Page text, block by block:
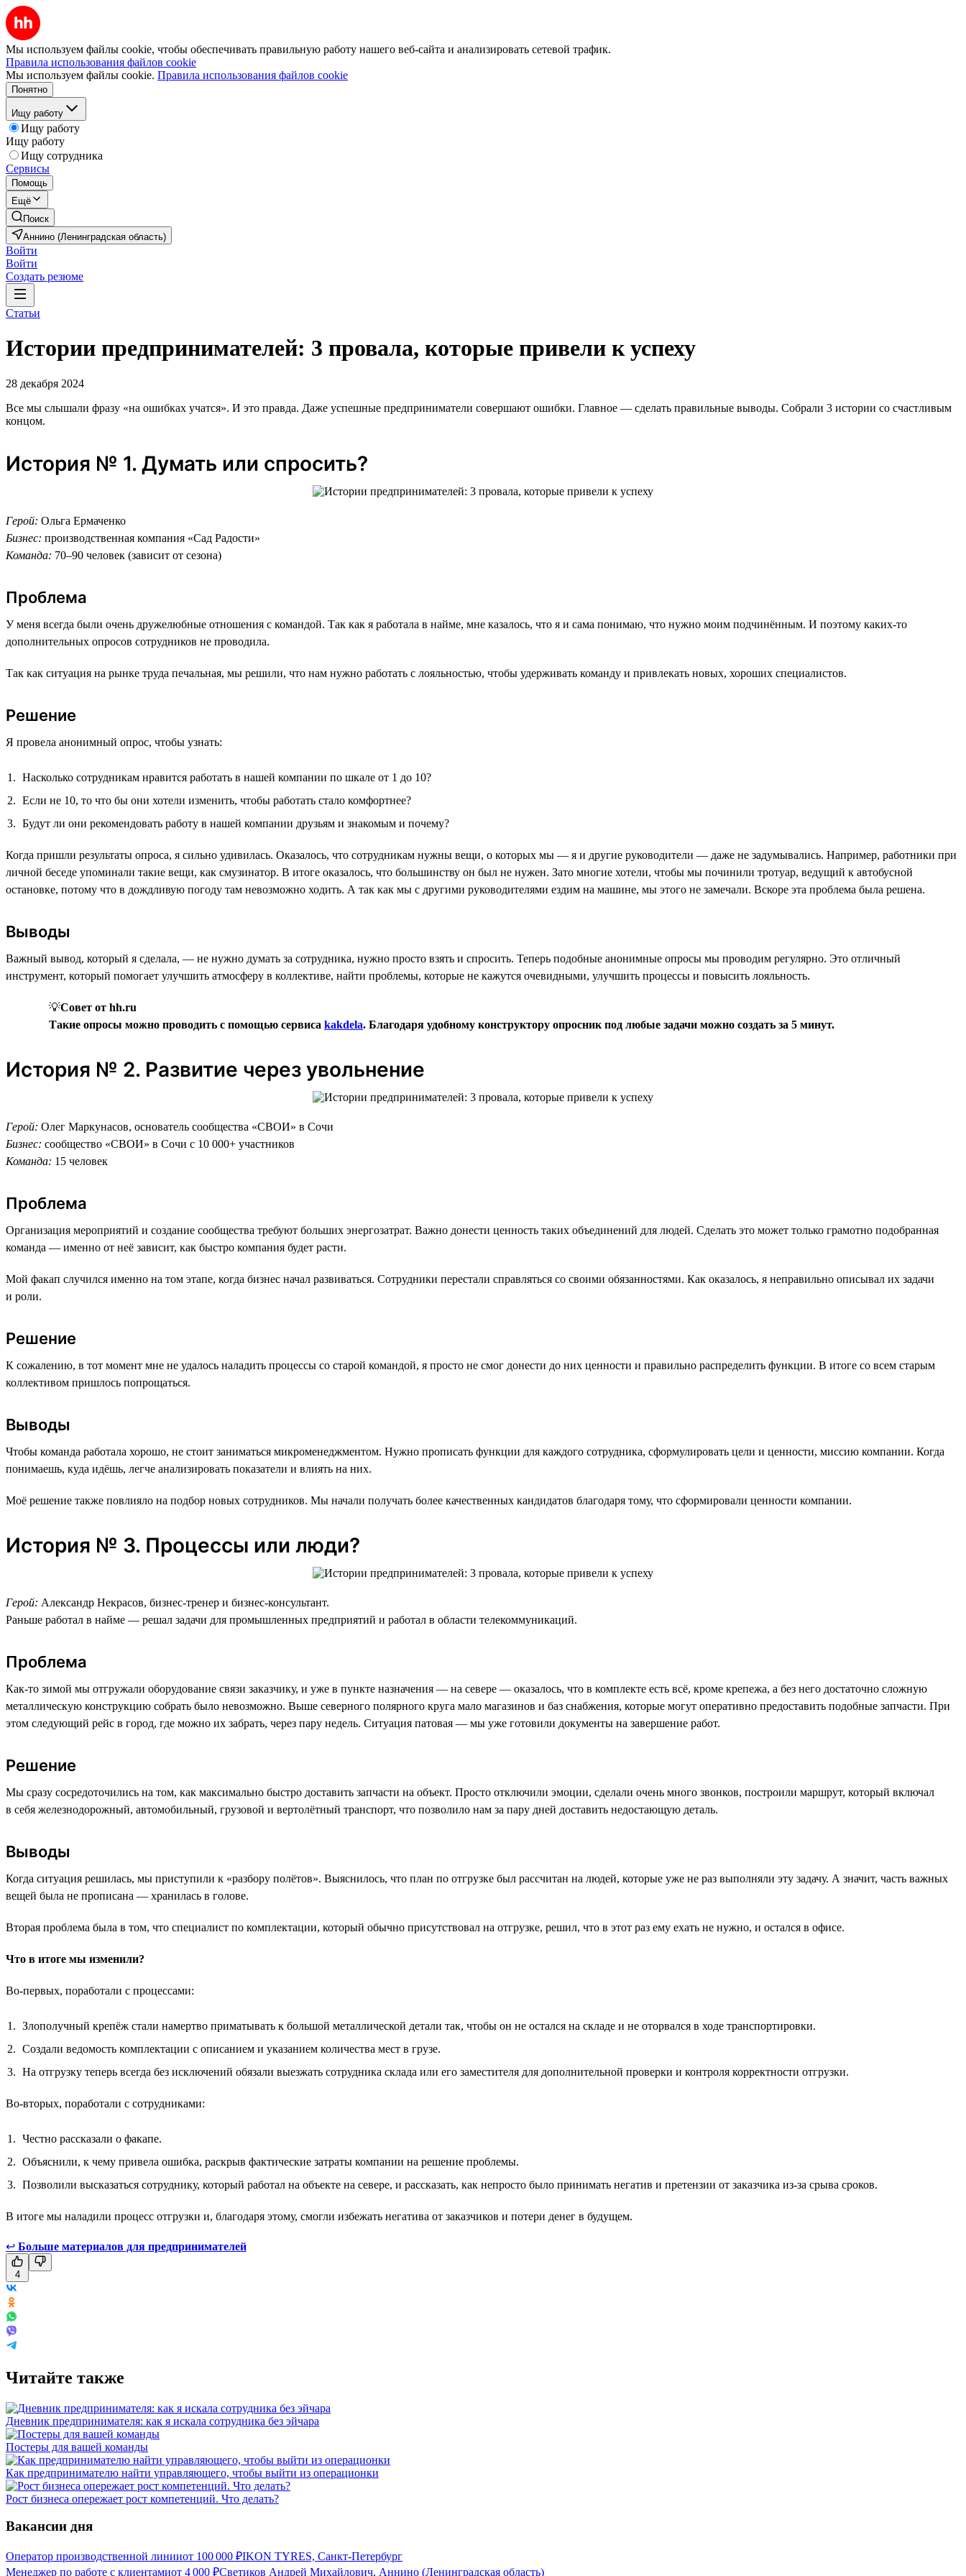
Мы используем файлы cookie, чтобы обеспечивать правильную работу нашего веб-сайта и анализировать сетевой трафик.
Правила использования файлов cookie
Мы используем файлы cookie. Правила использования файлов cookie
Понятно
Ищу работу
Ищу работу
Ищу работу
Ищу сотрудника
Сервисы
Помощь
Ещё
Поиск
Аннино (Ленинградская область)
Войти
Войти
Создать резюме
Статьи
Истории предпринимателей: 3 провала, которые привели к успеху
28 декабря 2024
Все мы слышали фразу «на ошибках учатся». И это правда. Даже успешные предприниматели совершают ошибки. Главное — сделать правильные выводы. Собрали 3 истории со счастливым
концом.
История № 1. Думать или спросить?
Герой: Ольга Ермаченко
Бизнес: производственная компания «Сад Радости»
Команда: 70–90 человек (зависит от сезона)
Проблема
У меня всегда были очень дружелюбные отношения с командой. Так как я работала в найме, мне казалось, что я и сама понимаю, что нужно моим подчинённым. И поэтому каких-то
дополнительных опросов сотрудников не проводила.
Так как ситуация на рынке труда печальная, мы решили, что нам нужно работать с лояльностью, чтобы удерживать команду и привлекать новых, хороших специалистов.
Решение
Я провела анонимный опрос, чтобы узнать:
Насколько сотрудникам нравится работать в нашей компании по шкале от 1 до 10?
Если не 10, то что бы они хотели изменить, чтобы работать стало комфортнее?
Будут ли они рекомендовать работу в нашей компании друзьям и знакомым и почему?
Когда пришли результаты опроса, я сильно удивилась. Оказалось, что сотрудникам нужны вещи, о которых мы — я и другие руководители — даже не задумывались. Например, работники при
личной беседе упоминали такие вещи, как смузинатор. В итоге оказалось, что большинству он был не нужен. Зато многие хотели, чтобы мы починили тротуар, ведущий к автобусной
остановке, потому что в дождливую погоду там невозможно ходить. А так как мы с другими руководителями ездим на машине, мы этого не замечали. Вскоре эта проблема была решена.
Выводы
Важный вывод, который я сделала, — не нужно думать за сотрудника, нужно просто взять и спросить. Теперь подобные анонимные опросы мы проводим регулярно. Это отличный
инструмент, который помогает улучшить атмосферу в коллективе, найти проблемы, которые не кажутся очевидными, улучшить процессы и повысить лояльность.
💡Совет от hh.ru
Такие опросы можно проводить с помощью сервиса kakdela. Благодаря удобному конструктору опросник под любые задачи можно создать за 5 минут.
История № 2. Развитие через увольнение
Герой: Олег Маркунасов, основатель сообщества «СВОИ» в Сочи
Бизнес: сообщество «СВОИ» в Сочи с 10 000+ участников
Команда: 15 человек
Проблема
Организация мероприятий и создание сообщества требуют больших энергозатрат. Важно донести ценность таких объединений для людей. Сделать это может только грамотно подобранная
команда — именно от неё зависит, как быстро компания будет расти.
Мой факап случился именно на том этапе, когда бизнес начал развиваться. Сотрудники перестали справляться со своими обязанностями. Как оказалось, я неправильно описывал их задачи
и роли.
Решение
К сожалению, в тот момент мне не удалось наладить процессы со старой командой, я просто не смог донести до них ценности и правильно распределить функции. В итоге со всем старым
коллективом пришлось попрощаться.
Выводы
Чтобы команда работала хорошо, не стоит заниматься микроменеджментом. Нужно прописать функции для каждого сотрудника, сформулировать цели и ценности, миссию компании. Когда
понимаешь, куда идёшь, легче анализировать показатели и влиять на них.
Моё решение также повлияло на подбор новых сотрудников. Мы начали получать более качественных кандидатов благодаря тому, что сформировали ценности компании.
История № 3. Процессы или люди?
Герой: Александр Некрасов, бизнес-тренер и бизнес-консультант.
Раньше работал в найме — решал задачи для промышленных предприятий и работал в области телекоммуникаций.
Проблема
Как-то зимой мы отгружали оборудование связи заказчику, и уже в пункте назначения — на севере — оказалось, что в комплекте есть всё, кроме крепежа, а без него достаточно сложную
металлическую конструкцию собрать было невозможно. Выше северного полярного круга мало магазинов и баз снабжения, которые могут оперативно предоставить подобные запчасти. При
этом следующий рейс в город, где можно их забрать, через пару недель. Ситуация патовая — мы уже готовили документы на завершение работ.
Решение
Мы сразу сосредоточились на том, как максимально быстро доставить запчасти на объект. Просто отключили эмоции, сделали очень много звонков, построили маршрут, который включал
в себя железнодорожный, автомобильный, грузовой и вертолётный транспорт, что позволило нам за пару дней доставить недостающую деталь.
Выводы
Когда ситуация решилась, мы приступили к «разбору полётов». Выяснилось, что план по отгрузке был рассчитан на людей, которые уже не раз выполняли эту задачу. А значит, часть важных
вещей была не прописана — хранилась в голове.
Вторая проблема была в том, что специалист по комплектации, который обычно присутствовал на отгрузке, решил, что в этот раз ему ехать не нужно, и остался в офисе.
Что в итоге мы изменили?
Во-первых, поработали с процессами:
Злополучный крепёж стали намертво приматывать к большой металлической детали так, чтобы он не остался на складе и не оторвался в ходе транспортировки.
Создали ведомость комплектации с описанием и указанием количества мест в грузе.
На отгрузку теперь всегда без исключений обязали выезжать сотрудника склада или его заместителя для дополнительной проверки и контроля корректности отгрузки.
Во-вторых, поработали с сотрудниками:
Честно рассказали о факапе.
Объяснили, к чему привела ошибка, раскрыв фактические затраты компании на решение проблемы.
Позволили высказаться сотруднику, который работал на объекте на севере, и рассказать, как непросто было принимать негатив и претензии от заказчика из-за срыва сроков.
В итоге мы наладили процесс отгрузки и, благодаря этому, смогли избежать негатива от заказчиков и потери денег в будущем.
↩ Больше материалов для предпринимателей
4
Читайте также
Дневник предпринимателя: как я искала сотрудника без эйчара
Постеры для вашей команды
Как предпринимателю найти управляющего, чтобы выйти из операционки
Рост бизнеса опережает рост компетенций. Что делать?
Вакансии дня
Оператор производственной линииот 100 000 ₽IKON TYRES, Санкт-Петербург
Менеджер по работе с клиентамиот 4 000 ₽Светиков Андрей Михайлович, Аннино (Ленинградская область)